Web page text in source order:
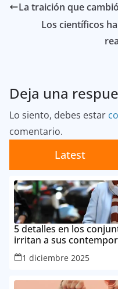
La traición que
Los científicos
Deja una
Lo siento, debes estar
comentario.
Latest
5 detalles en los
irritan a sus
1 diciembre 2025